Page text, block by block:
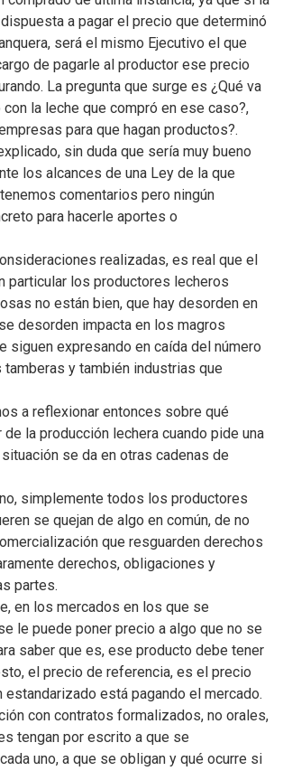
a pagar el precio que determinó
será el mismo Ejecutivo el que
de pagarle al productor ese precio
La pregunta que surge es ¿Qué va
con la leche que compró en ese caso?,
para que hagan productos?.
sin duda que sería muy bueno
los alcances de una Ley de la que
comentarios pero ningún
para hacerle aportes o
realizadas, es real que el
particular los productores lecheros
no están bien, que hay desorden en
desorden impacta en los magros
siguen expresando en caída del número
y también industrias que
a reflexionar entonces sobre qué
la producción lechera cuando pide una
se da en otras cadenas de
simplemente todos los productores
se quejan de algo en común, de no
que resguarden derechos
derechos, obligaciones y
partes.
en los mercados en los que se
le puede poner precio a algo que no se
saber que es, ese producto debe tener
el precio de referencia, es el precio
está pagando el mercado.
con contratos formalizados, no orales,
tengan por escrito a que se
uno, a que se obligan y qué ocurre si